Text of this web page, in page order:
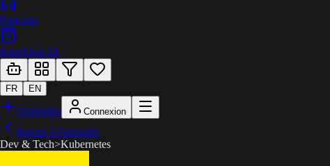
Podcasts
KingShop IA
FR EN
Soumettre Connexion
Retour à l'annuaire
Dev & Tech>Kubernetes